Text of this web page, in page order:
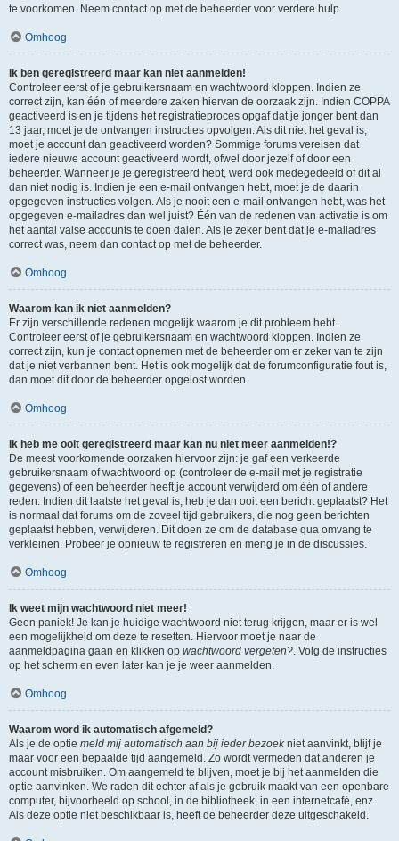
te voorkomen. Neem contact op met de beheerder voor verdere hulp.
Omhoog
Ik ben geregistreerd maar kan niet aanmelden!
Controleer eerst of je gebruikersnaam en wachtwoord kloppen. Indien ze
correct zijn, kan één of meerdere zaken hiervan de oorzaak zijn. Indien COPPA
geactiveerd is en je tijdens het registratieproces opgaf dat je jonger bent dan
13 jaar, moet je de ontvangen instructies opvolgen. Als dit niet het geval is,
moet je account dan geactiveerd worden? Sommige forums vereisen dat
iedere nieuwe account geactiveerd wordt, ofwel door jezelf of door een
beheerder. Wanneer je je geregistreerd hebt, werd ook medegedeeld of dit al
dan niet nodig is. Indien je een e-mail ontvangen hebt, moet je de daarin
opgegeven instructies volgen. Als je nooit een e-mail ontvangen hebt, was het
opgegeven e-mailadres dan wel juist? Één van de redenen van activatie is om
het aantal valse accounts te doen dalen. Als je zeker bent dat je e-mailadres
correct was, neem dan contact op met de beheerder.
Omhoog
Waarom kan ik niet aanmelden?
Er zijn verschillende redenen mogelijk waarom je dit probleem hebt.
Controleer eerst of je gebruikersnaam en wachtwoord kloppen. Indien ze
correct zijn, kun je contact opnemen met de beheerder om er zeker van te zijn
dat je niet verbannen bent. Het is ook mogelijk dat de forumconfiguratie fout is,
dan moet dit door de beheerder opgelost worden.
Omhoog
Ik heb me ooit geregistreerd maar kan nu niet meer aanmelden!?
De meest voorkomende oorzaken hiervoor zijn: je gaf een verkeerde
gebruikersnaam of wachtwoord op (controleer de e-mail met je registratie
gegevens) of een beheerder heeft je account verwijderd om één of andere
reden. Indien dit laatste het geval is, heb je dan ooit een bericht geplaatst? Het
is normaal dat forums om de zoveel tijd gebruikers, die nog geen berichten
geplaatst hebben, verwijderen. Dit doen ze om de database qua omvang te
verkleinen. Probeer je opnieuw te registreren en meng je in de discussies.
Omhoog
Ik weet mijn wachtwoord niet meer!
Geen paniek! Je kan je huidige wachtwoord niet terug krijgen, maar er is wel
een mogelijkheid om deze te resetten. Hiervoor moet je naar de
aanmeldpagina gaan en klikken op wachtwoord vergeten?. Volg de instructies
op het scherm en even later kan je je weer aanmelden.
Omhoog
Waarom word ik automatisch afgemeld?
Als je de optie meld mij automatisch aan bij ieder bezoekniet aanvinkt, blijf je
maar voor een bepaalde tijd aangemeld. Zo wordt vermeden dat anderen je
account misbruiken. Om aangemeld te blijven, moet je bij het aanmelden die
optie aanvinken. We raden dit echter af als je gebruik maakt van een openbare
computer, bijvoorbeeld op school, in de bibliotheek, in een internetcafé, enz.
Als deze optie niet beschikbaar is, heeft de beheerder deze uitgeschakeld.